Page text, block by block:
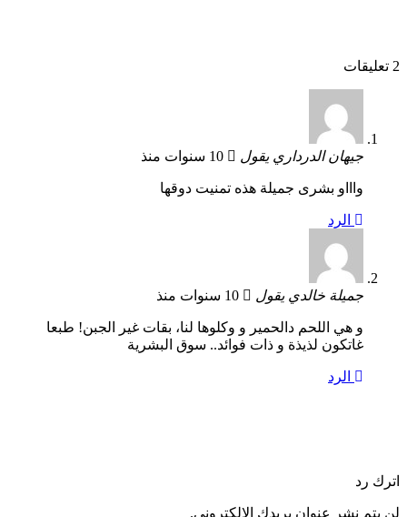
2 تعليقات
جيهان الدردارييقول
واااو بشرى جميلة هذه تمنيت دوقها
الرد
جميلة خالدييقول
و هي اللحم دالحمير و وكلوها لنا، بقات غير الجبن! طبعا
غاتكون لذيذة و ذات فوائد.. سوق البشرية
الرد
اترك رد
لن يتم نشر عنوان بريدك الإلكتروني.